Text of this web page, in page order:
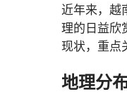
近年来，越
理的日益欣
现状，重点
地理分